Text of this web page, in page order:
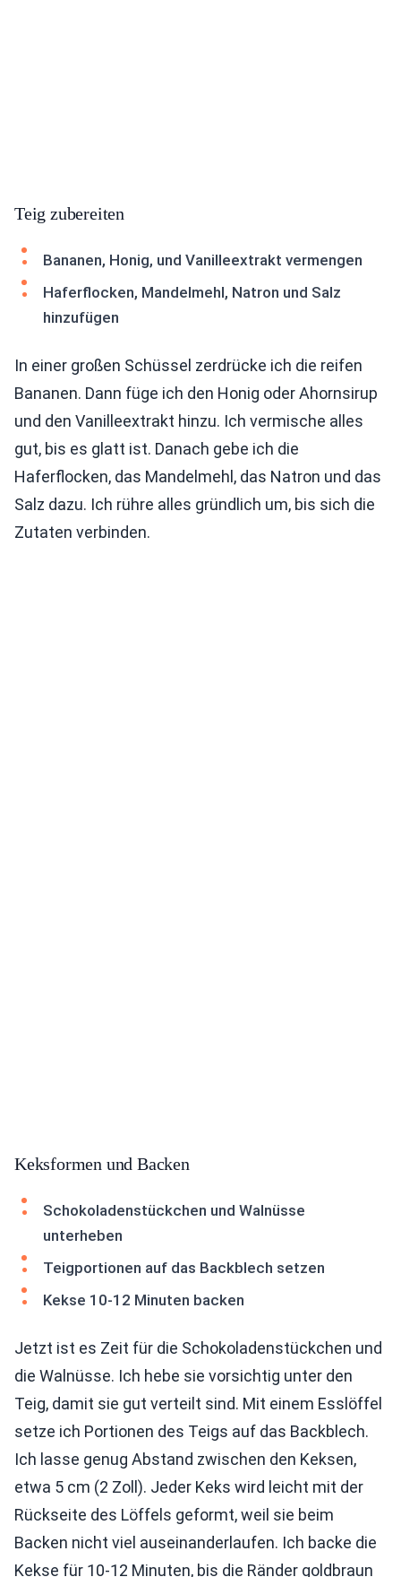
Teig zubereiten
Bananen, Honig, und Vanilleextrakt vermengen
Haferflocken, Mandelmehl, Natron und Salz
hinzufügen
In einer großen Schüssel zerdrücke ich die reifen
Bananen. Dann füge ich den Honig oder Ahornsirup
und den Vanilleextrakt hinzu. Ich vermische alles
gut, bis es glatt ist. Danach gebe ich die
Haferflocken, das Mandelmehl, das Natron und das
Salz dazu. Ich rühre alles gründlich um, bis sich die
Zutaten verbinden.
Keksformen und Backen
Schokoladenstückchen und Walnüsse
unterheben
Teigportionen auf das Backblech setzen
Kekse 10-12 Minuten backen
Jetzt ist es Zeit für die Schokoladenstückchen und
die Walnüsse. Ich hebe sie vorsichtig unter den
Teig, damit sie gut verteilt sind. Mit einem Esslöffel
setze ich Portionen des Teigs auf das Backblech.
Ich lasse genug Abstand zwischen den Keksen,
etwa 5 cm (2 Zoll). Jeder Keks wird leicht mit der
Rückseite des Löffels geformt, weil sie beim
Backen nicht viel auseinanderlaufen. Ich backe die
Kekse für 10-12 Minuten, bis die Ränder goldbraun